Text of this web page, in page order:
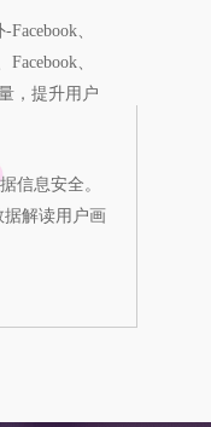
、
、
，提升用户
信息安全。
据解读用户画